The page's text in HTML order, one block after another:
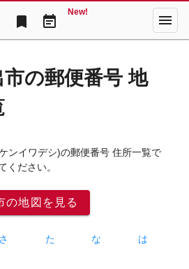
bookmark event_note
New! menu
の郵便番号 地
ンイワデシ)の郵便番号 住所一覧で
ください。
の地図を見る
さ た な は